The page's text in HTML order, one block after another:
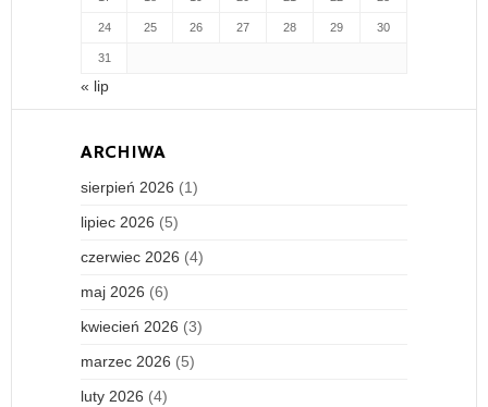
24 25 26 27 28 29 30
31
« lip
ARCHIWA
sierpień 2026 (1)
lipiec 2026 (5)
czerwiec 2026 (4)
maj 2026 (6)
kwiecień 2026 (3)
marzec 2026 (5)
luty 2026 (4)